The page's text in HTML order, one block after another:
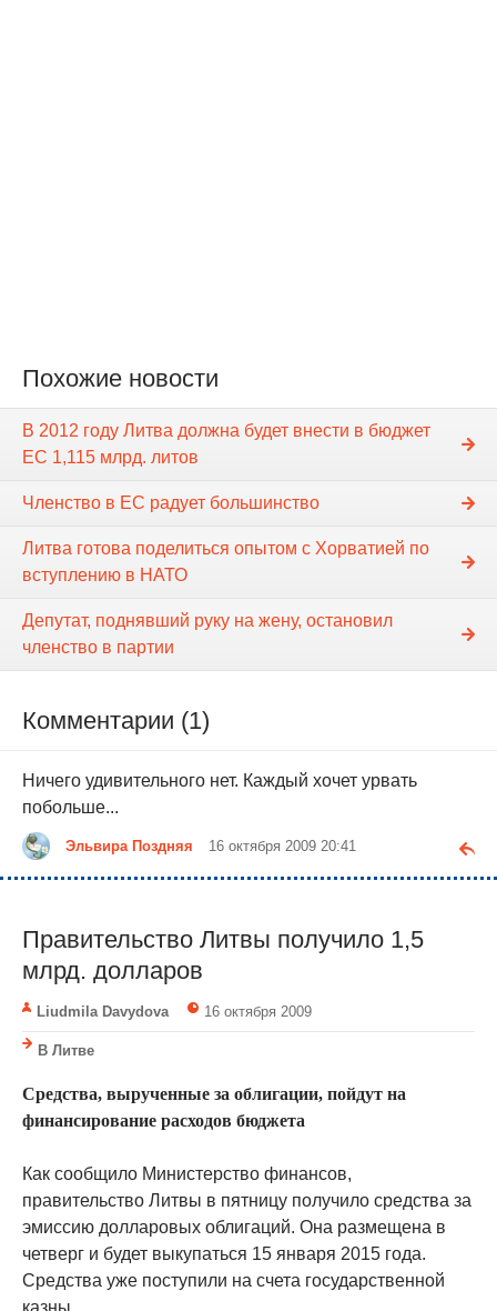
Похожие новости
В 2012 году Литва должна будет внести в бюджет
ЕС 1,115 млрд. литов
Членство в ЕС радует большинство
Литва готова поделиться опытом с Хорватией по
вступлению в НАТО
Депутат, поднявший руку на жену, остановил
членство в партии
Комментарии (1)
Ничего удивительного нет. Каждый хочет урвать
побольше...
Эльвира Поздняя 16 октября 2009 20:41
Правительство Литвы получило 1,5
млрд. долларов
Liudmila Davydova 16 октября 2009
В Литве
Средства, вырученные за облигации, пойдут на
финансирование расходов бюджета
Как сообщило Министерство финансов,
правительство Литвы в пятницу получило средства за
эмиссию долларовых облигаций. Она размещена в
четверг и будет выкупаться 15 января 2015 года.
Средства уже поступили на счета государственной